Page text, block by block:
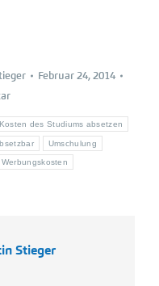
Februar 24, 2014
Kosten des Studiums absetzen
Umschulung
Werbungskosten
Stieger